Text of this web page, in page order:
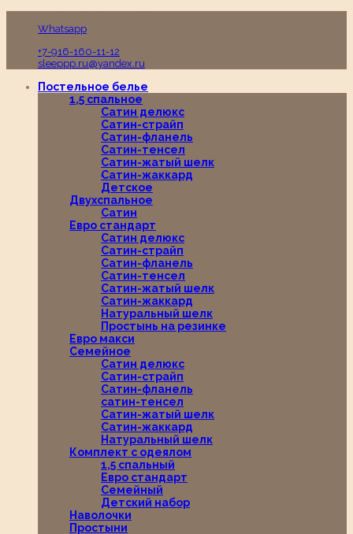
Whatsapp
+7-916-160-11-12
sleeppp.ru@yandex.ru
Постельное белье
1,5 спальное
Сатин делюкс
Сатин-страйп
Сатин-фланель
Сатин-тенсел
Сатин-жатый шелк
Сатин-жаккард
Детское
Двухспальное
Сатин
Евро стандарт
Сатин делюкс
Сатин-страйп
Сатин-фланель
Сатин-тенсел
Сатин-жатый шелк
Сатин-жаккард
Натуральный шелк
Простынь на резинке
Евро макси
Семейное
Сатин делюкс
Сатин-страйп
Сатин-фланель
сатин-тенсел
Сатин-жатый шелк
Сатин-жаккард
Натуральный шелк
Комплект с одеялом
1,5 спальный
Евро стандарт
Семейный
Детский набор
Наволочки
Простыни